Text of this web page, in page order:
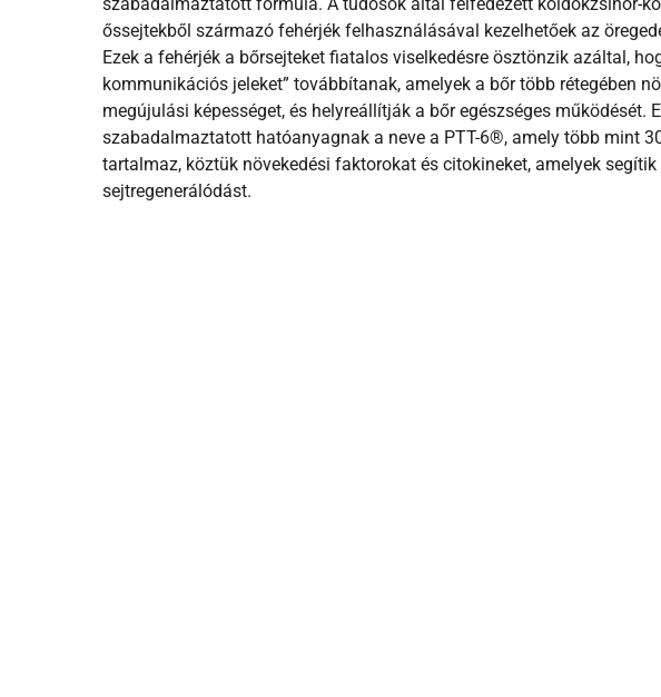
őssejtekből származó fehérjék felhasználásával kezelhetőek az
Ezek a fehérjék a bőrsejteket fiatalos viselkedésre ösztönzik azáltal,
kommunikációs jeleket” továbbítanak, amelyek a bőr több rétegében
megújulási képességet, és helyreállítják a bőr egészséges működését.
szabadalmaztatott hatóanyagnak a neve a PTT-6®, amely több mint
tartalmaz, köztük növekedési faktorokat és citokineket, amelyek segítik
sejtregenerálódást.